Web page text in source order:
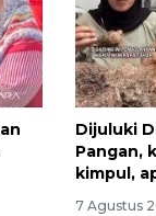
Dijuluki
Pangan,
kimpul,
7 Agustus